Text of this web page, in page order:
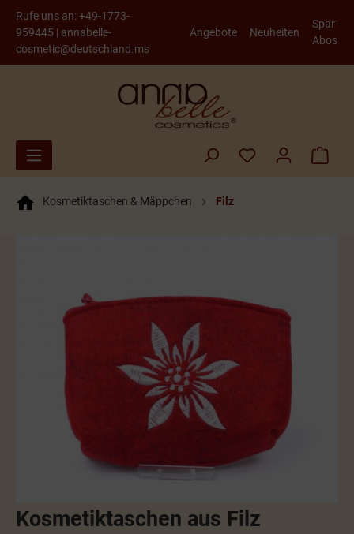
Rufe uns an:+49-1773-
959445 | annabelle-
cosmetic@deutschland.ms
Angebote Neuheiten
Spar-
Abos
Kosmetiktaschen & Mäppchen Filz
Kosmetiktaschen aus Filz